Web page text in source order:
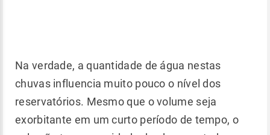
Na verdade, a quantidade de água nestas
chuvas influencia muito pouco o nível dos
reservatórios. Mesmo que o volume seja
exorbitante em um curto período de tempo, o